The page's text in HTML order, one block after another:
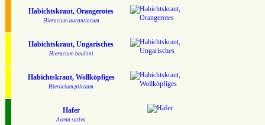
Habichtskraut, Orangerotes
Hieracium aurantiacum
Habichtskraut, Ungarisches
Hieracium bauhini
Habichtskraut, Wollköpfiges
Hieracium pilosum
Hafer
Avena sativa